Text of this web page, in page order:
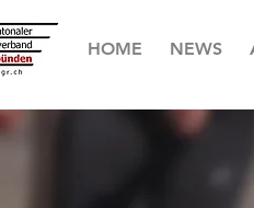
HOME NEWS